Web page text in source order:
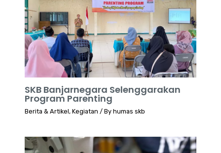
SKB Banjarnegara Selenggarakan
Program Parenting
Berita & Artikel, Kegiatan / By humas skb